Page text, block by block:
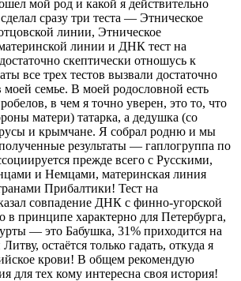
мой род и какой я действительно
сразу три теста — Этническое
линии, Этническое
линии и ДНК тест на
скептически отношусь к
все трех тестов вызвали достаточно
моей семье. В моей родословной есть
в чем я точно уверен, это то, что
матери) татарка, а дедушка (со
и крымчане. Я собрал родню и мы
результаты — гаплогруппа по
прежде всего с Русскими,
и Немцами, материнская линия
Прибалтики! Тест на
совпадение ДНК с финно-угорской
в принципе характерно для Петербурга,
— это Бабушка, 31% приходится на
остаётся только гадать, откуда я
крови! В общем рекомендую
для тех кому интересна своя история!